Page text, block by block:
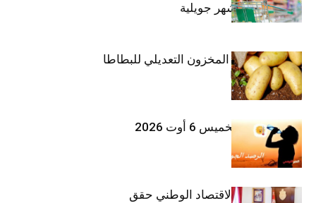
التضخم خلال شهر جويلية
وزارة الفلاحة : المخزون التعديلي للبطاطا
بلغ 12392 طنا
طقس اليوم الخميس 6 أوت 2026
وزيرة المالية: الاقتصاد الوطني حقق